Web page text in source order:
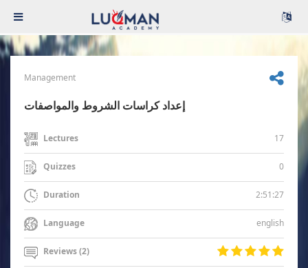
Management
إعداد كراسات الشروط والمواصفات
Lectures 17
Quizzes 0
Duration 2:51:27
Language english
Reviews (2)